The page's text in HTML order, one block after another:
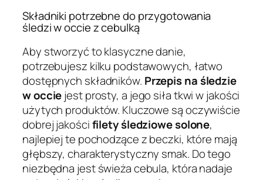
Składniki potrzebne do przygotowania
śledzi w occie z cebulką
Aby stworzyć to klasyczne danie,
potrzebujesz kilku podstawowych, łatwo
dostępnych składników. Przepis na śledzie
w occiejest prosty, a jego siła tkwi w jakości
użytych produktów. Kluczowe są oczywiście
dobrej jakościfilety śledziowe solone,
najlepiej te pochodzące z beczki, które mają
głębszy, charakterystyczny smak. Do tego
niezbędna jest świeża cebula, która nadaje